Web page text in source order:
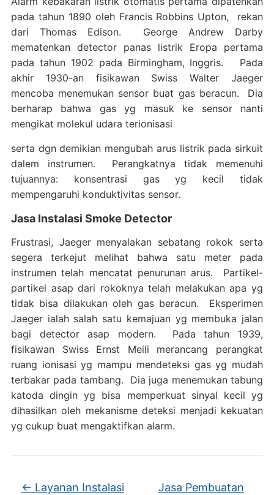
pada tahun 1890 oleh Francis Robbins Upton, rekan
dari Thomas Edison. George Andrew Darby
mematenkan detector panas listrik Eropa pertama
pada tahun 1902 pada Birmingham, Inggris. Pada
akhir 1930-an fisikawan Swiss Walter Jaeger
mencoba menemukan sensor buat gas beracun. Dia
berharap bahwa gas yg masuk ke sensor nanti
mengikat molekul udara terionisasi
serta dgn demikian mengubah arus listrik pada sirkuit
dalem instrumen. Perangkatnya tidak memenuhi
tujuannya: konsentrasi gas yg kecil tidak
mempengaruhi konduktivitas sensor.
Jasa Instalasi Smoke Detector
Frustrasi, Jaeger menyalakan sebatang rokok serta
segera terkejut melihat bahwa satu meter pada
instrumen telah mencatat penurunan arus. Partikel-
partikel asap dari rokoknya telah melakukan apa yg
tidak bisa dilakukan oleh gas beracun. Eksperimen
Jaeger ialah salah satu kemajuan yg membuka jalan
bagi detector asap modern. Pada tahun 1939,
fisikawan Swiss Ernst Meili merancang perangkat
ruang ionisasi yg mampu mendeteksi gas yg mudah
terbakar pada tambang. Dia juga menemukan tabung
katoda dingin yg bisa memperkuat sinyal kecil yg
dihasilkan oleh mekanisme deteksi menjadi kekuatan
yg cukup buat mengaktifkan alarm.
← Layanan Instalasi
Jasa Pembuatan